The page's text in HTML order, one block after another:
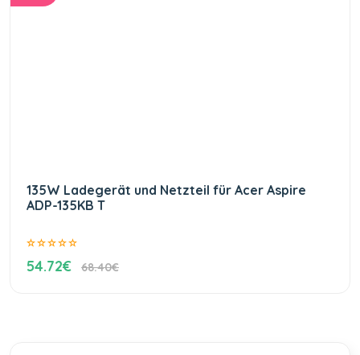
135W Ladegerät und Netzteil für Acer Aspire
ADP-135KB T
54.72€ 68.40€